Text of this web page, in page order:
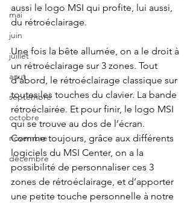
mai
juin
juillet
aout
septembre
octobre
novembre
décembre
aussi le logo MSI qui profite, lui aussi,
du rétroéclairage.
Une fois la bête allumée, on a le droit à
un rétroéclairage sur 3 zones. Tout
d’abord, le rétroéclairage classique sur
toutes les touches du clavier. La bande
rétroéclairée. Et pour finir, le logo MSI
qui se trouve au dos de l’écran.
Comme toujours, grâce aux différents
logiciels du MSI Center, on a la
possibilité de personnaliser ces 3
zones de rétroéclairage, et d’apporter
une petite touche personnelle à notre